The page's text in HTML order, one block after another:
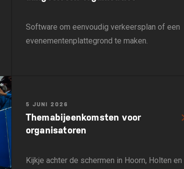
Software om eenvoudig verkeersplan of een
evenementenplattegrond te maken.
5 JUNI 2026
Themabijeenkomsten voor
organisatoren
Kijkje achter de schermen in Hoorn, Holten en